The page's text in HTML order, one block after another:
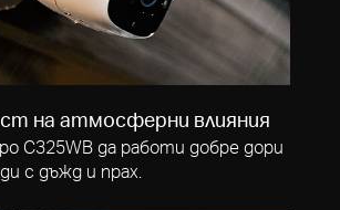
на атмосферни влияния
C325WB да работи добре дори
с дъжд и прах.